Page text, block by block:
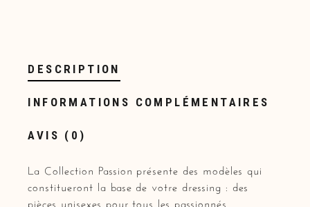
DESCRIPTION
INFORMATIONS COMPLÉMENTAIRES
AVIS (0)
La Collection Passion présente des modèles qui
constitueront la base de votre dressing : des
pièces unisexes pour tous les passionnés